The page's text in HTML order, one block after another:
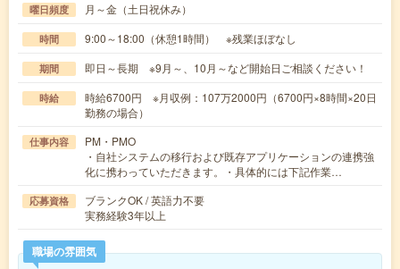
曜日頻度 月～金（土日祝休み）
時間 9:00～18:00（休憩1時間） ※残業ほぼなし
期間 即日～長期 ※9月～、10月～など開始日ご相談ください！
時給
時給6700円 ※月収例：107万2000円（6700円×8時間×20日
勤務の場合）
仕事内容
PM・PMO
・自社システムの移行および既存アプリケーションの連携強
化に携わっていただきます。・具体的には下記作業…
応募資格
ブランクOK / 英語力不要
実務経験3年以上
職場の雰囲気